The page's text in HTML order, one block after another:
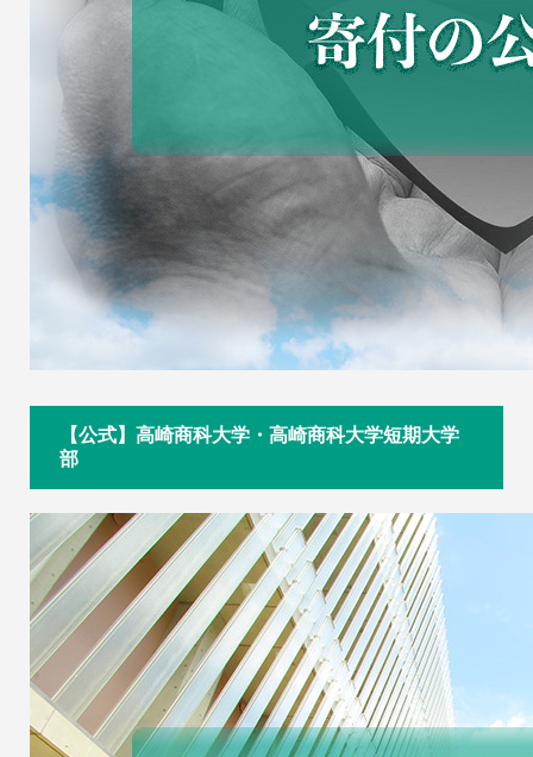
【公式】高崎商科大学・高崎商科大学短期大学
部